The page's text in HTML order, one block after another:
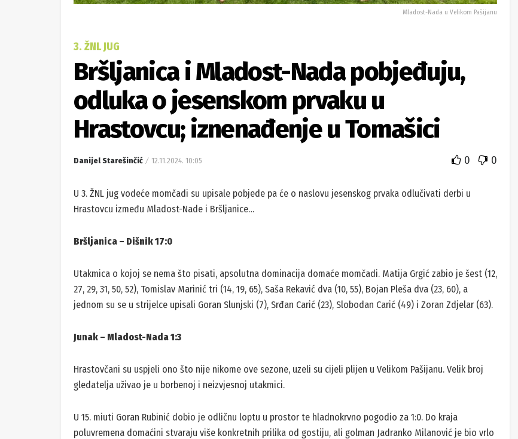
Mladost-Nada u Velikom Pašijanu
3. ŽNL JUG
Bršljanica i Mladost-Nada pobjeđuju,
odluka o jesenskom prvaku u
Hrastovcu; iznenađenje u Tomašici
Danijel Starešinčić 12.11.2024. 10:05 0 0
U 3. ŽNL jug vodeće momčadi su upisale pobjede pa će o naslovu jesenskog prvaka odlučivati derbi u
Hrastovcu između Mladost-Nade i Bršljanice…
Bršljanica – Dišnik 17:0
Utakmica o kojoj se nema što pisati, apsolutna dominacija domaće momčadi. Matija Grgić zabio je šest (12,
27, 29, 31, 50, 52), Tomislav Marinić tri (14, 19, 65), Saša Rekavić dva (10, 55), Bojan Pleša dva (23, 60), a
jednom su se u strijelce upisali Goran Slunjski (7), Srđan Carić (23), Slobodan Carić (49) i Zoran Zdjelar (63).
Junak – Mladost-Nada 1:3
Hrastovčani su uspjeli ono što nije nikome ove sezone, uzeli su cijeli plijen u Velikom Pašijanu. Velik broj
gledatelja uživao je u borbenoj i neizvjesnoj utakmici.
U 15. miuti Goran Rubinić dobio je odličnu loptu u prostor te hladnokrvno pogodio za 1:0. Do kraja
poluvremena domaćini stvaraju više konkretnih prilika od gostiju, ali golman Jadranko Milanović je bio vrlo